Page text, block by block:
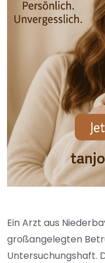
Ein Arzt aus
großangelegten
Untersuchungshaft.